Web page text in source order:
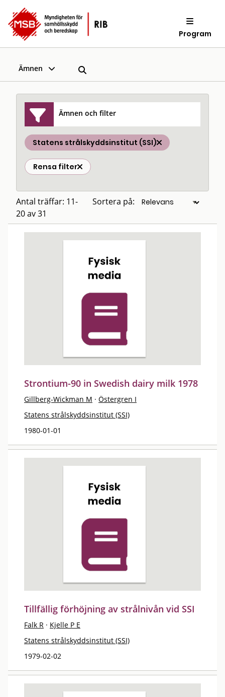
Program
Ämnen
Ämnen och filter
Statens strålskyddsinstitut (SSI)
Rensa filter
Antal träffar: 11-
20 av 31
Sortera på:
Strontium-90 in Swedish dairy milk 1978
Gillberg-Wickman M · Östergren I
Statens strålskyddsinstitut (SSI)
1980-01-01
Tillfällig förhöjning av strålnivån vid SSI
Falk R · Kjelle P E
Statens strålskyddsinstitut (SSI)
1979-02-02